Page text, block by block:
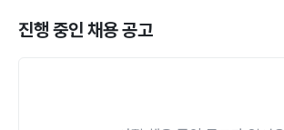
진행 중인 채용 공고